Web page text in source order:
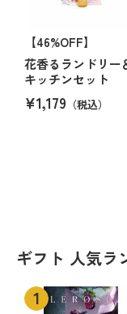
【46%OFF】
花香るランドリー
キッチンセット
¥1,179 （税込）
ギフト 人気ラ